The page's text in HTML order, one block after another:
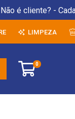
Não é cliente? -
LIMPEZA
0